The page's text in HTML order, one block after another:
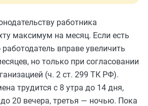
работника
максимум на месяц. Если есть
вправе увеличить
но только при согласовании
(ч. 2 ст. 299 ТК РФ).
трудится с 8 утра до 14 дня,
20 вечера, третья — ночью. Пока